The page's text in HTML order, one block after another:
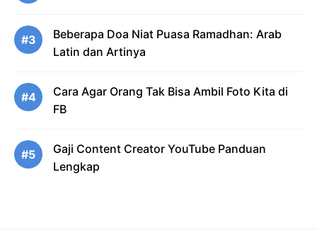
#3
Beberapa Doa Niat Puasa Ramadhan: Arab
Latin dan Artinya
#4
Cara Agar Orang Tak Bisa Ambil Foto Kita di
FB
#5
Gaji Content Creator YouTube Panduan
Lengkap